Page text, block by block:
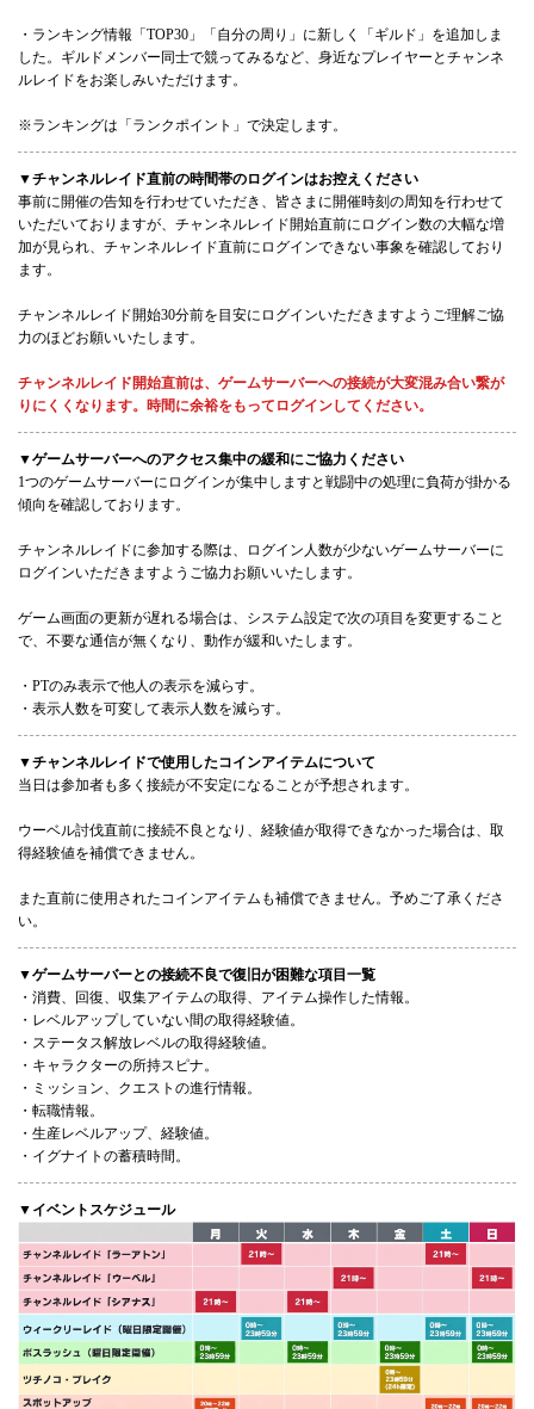
・ランキング情報「TOP30」「自分の周り」に新しく「ギルド」を追加しま
した。ギルドメンバー同士で競ってみるなど、身近なプレイヤーとチャンネ
ルレイドをお楽しみいただけます。
※ランキングは「ランクポイント」で決定します。
▼チャンネルレイド直前の時間帯のログインはお控えください
事前に開催の告知を行わせていただき、皆さまに開催時刻の周知を行わせて
いただいておりますが、チャンネルレイド開始直前にログイン数の大幅な増
加が見られ、チャンネルレイド直前にログインできない事象を確認しており
ます。
チャンネルレイド開始30分前を目安にログインいただきますようご理解ご協
力のほどお願いいたします。
チャンネルレイド開始直前は、ゲームサーバーへの接続が大変混み合い繋が
りにくくなります。時間に余裕をもってログインしてください。
▼ゲームサーバーへのアクセス集中の緩和にご協力ください
1つのゲームサーバーにログインが集中しますと戦闘中の処理に負荷が掛かる
傾向を確認しております。
チャンネルレイドに参加する際は、ログイン人数が少ないゲームサーバーに
ログインいただきますようご協力お願いいたします。
ゲーム画面の更新が遅れる場合は、システム設定で次の項目を変更すること
で、不要な通信が無くなり、動作が緩和いたします。
・PTのみ表示で他人の表示を減らす。
・表示人数を可変して表示人数を減らす。
▼チャンネルレイドで使用したコインアイテムについて
当日は参加者も多く接続が不安定になることが予想されます。
ウーベル討伐直前に接続不良となり、経験値が取得できなかった場合は、取
得経験値を補償できません。
また直前に使用されたコインアイテムも補償できません。予めご了承くださ
い。
▼ゲームサーバーとの接続不良で復旧が困難な項目一覧
・消費、回復、収集アイテムの取得、アイテム操作した情報。
・レベルアップしていない間の取得経験値。
・ステータス解放レベルの取得経験値。
・キャラクターの所持スピナ。
・ミッション、クエストの進行情報。
・転職情報。
・生産レベルアップ、経験値。
・イグナイトの蓄積時間。
▼イベントスケジュール